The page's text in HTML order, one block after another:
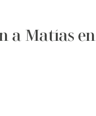
a Matías en